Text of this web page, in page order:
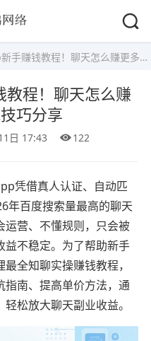
钱教程！聊天怎么赚更多？避坑技巧分享
教程！聊天怎么赚
巧分享
日 17:43 122
凭借真人认证、自动匹
年百度搜索量最高的聊天
运营、不懂规则，只会被
益不稳定。为了帮助新手
全知聊实操赚钱教程，
指南、提高单价方法，通
松放大聊天副业收益。